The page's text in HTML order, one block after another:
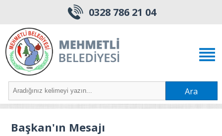
0328 786 21 04
Ara
Başkan'ın Mesajı